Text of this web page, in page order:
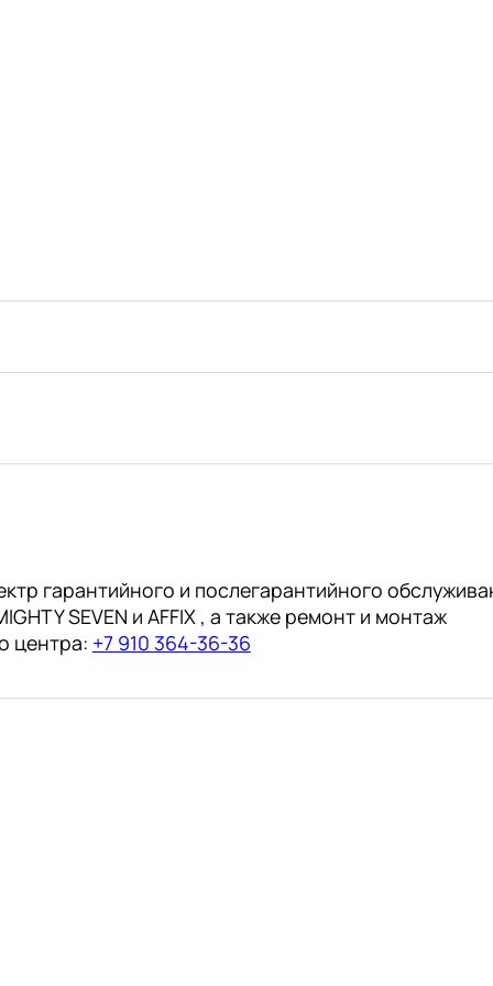
гарантийного и послегарантийного
SEVEN и AFFIX , а также ремонт и монтаж
центра: +7 910 364-36-36